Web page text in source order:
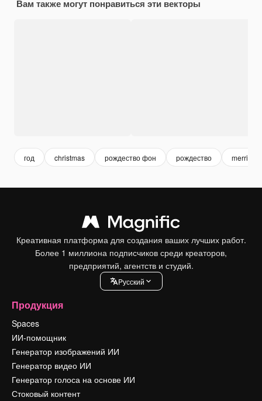
Вам также могут понравиться эти векторы
год christmas рождество фон рождество merried
Креативная платформа для создания ваших лучших работ.
Более 1 миллиона подписчиков среди креаторов,
предприятий, агентств и студий.
Pусский
Продукция
Spaces
ИИ-помощник
Генератор изображений ИИ
Генератор видео ИИ
Генератор голоса на основе ИИ
Стоковый контент